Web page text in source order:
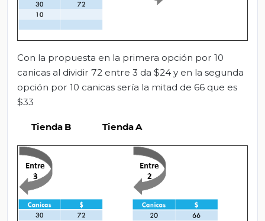
Con la propuesta en la primera opción por 10
canicas al dividir 72 entre 3 da $24 y en la segunda
opción por 10 canicas sería la mitad de 66 que es
$33